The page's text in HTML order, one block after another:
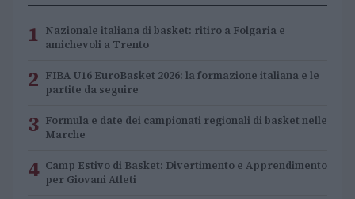
1 Nazionale italiana di basket: ritiro a Folgaria e
amichevoli a Trento
2 FIBA U16 EuroBasket 2026: la formazione italiana e le
partite da seguire
3 Formula e date dei campionati regionali di basket nelle
Marche
4 Camp Estivo di Basket: Divertimento e Apprendimento
per Giovani Atleti